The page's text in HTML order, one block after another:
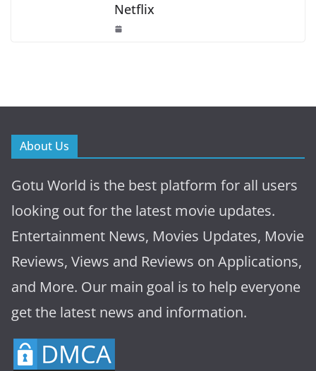
Netflix
About Us
Gotu World is the best platform for all users
looking out for the latest movie updates.
Entertainment News, Movies Updates, Movie
Reviews, Views and Reviews on Applications,
and More. Our main goal is to help everyone
get the latest news and information.